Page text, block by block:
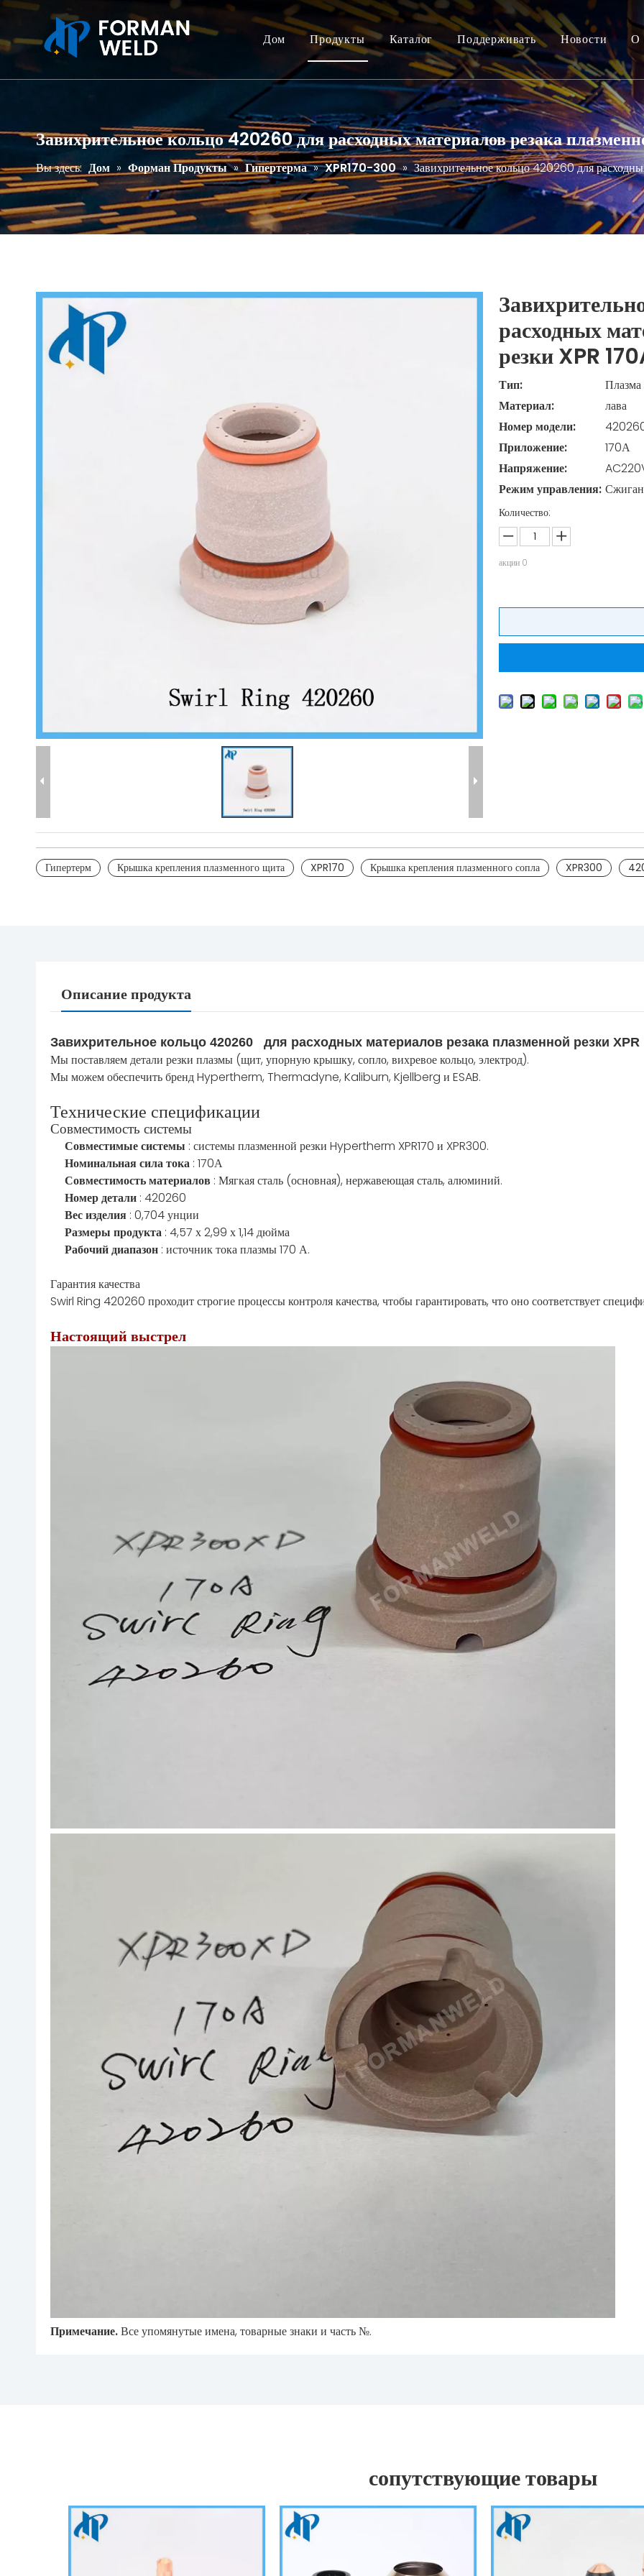
Дом Продукты Каталог Поддерживать Новости О
Завихрительное кольцо 420260 для расходных материалов резака
Вы здесь: Дом » Форман Продукты » Гипертерма » XPR170-300 » Завихрительное кольцо 420260 для
расходных
резки XPR
Тип:
Плазма
Материал:
лава
Номер модели:
Приложение:
170А
Напряжение:
Режим управления:
Количество:
акции 0
Гипертерм Крышка крепления плазменного щита XPR170 Крышка крепления плазменного сопла XPR300
Описание продукта
Завихрительное кольцо 420260 для расходных материалов резака плазменной резки
Мы поставляем детали резки плазмы (щит, упорную крышку, сопло, вихревое кольцо, электрод).
Мы можем обеспечить бренд Hypertherm, Thermadyne, Kaliburn, Kjellberg и ESAB.
Технические спецификации
Совместимость системы
Совместимые системы : системы плазменной резки Hypertherm XPR170 и XPR300.
Номинальная сила тока : 170А
Совместимость материалов : Мягкая сталь (основная), нержавеющая сталь, алюминий.
Номер детали : 420260
Вес изделия : 0,704 унции
Размеры продукта : 4,57 х 2,99 х 1,14 дюйма
Рабочий диапазон : источник тока плазмы 170 А.
Гарантия качества
Swirl Ring 420260 проходит строгие процессы контроля качества, чтобы гарантировать, что оно соответствует
Настоящий выстрел
Примечание.Все упомянутые имена, товарные знаки и часть №.
сопутствующие товары